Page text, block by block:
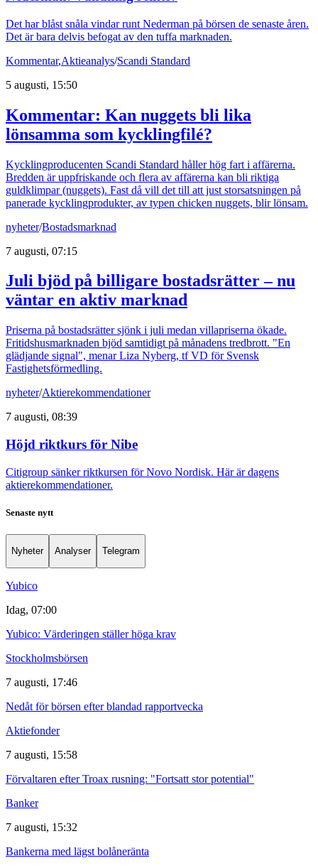
Det har blåst snåla vindar runt Nederman på börsen de senaste åren.
Det är bara delvis befogat av den tuffa marknaden.
Kommentar,Aktieanalys/Scandi Standard
5 augusti, 15:50
Kommentar: Kan nuggets bli lika
lönsamma som kycklingfilé?
Kycklingproducenten Scandi Standard håller hög fart i affärerna.
Bredden är uppfriskande och flera av affärerna kan bli riktiga
guldklimpar (nuggets). Fast då vill det till att just storsatsningen på
panerade kycklingprodukter, av typen chicken nuggets, blir lönsam.
nyheter/Bostadsmarknad
7 augusti, 07:15
Juli bjöd på billigare bostadsrätter – nu
väntar en aktiv marknad
Priserna på bostadsrätter sjönk i juli medan villapriserna ökade.
Fritidshusmarknaden bjöd samtidigt på månadens tredbrott. "En
glädjande signal", menar Liza Nyberg, tf VD för Svensk
Fastighetsförmedling.
nyheter/Aktierekommendationer
7 augusti, 08:39
Höjd riktkurs för Nibe
Citigroup sänker riktkursen för Novo Nordisk. Här är dagens
aktierekommendationer.
Senaste nytt
Nyheter Analyser Telegram
Yubico
Idag, 07:00
Yubico: Värderingen ställer höga krav
Stockholmsbörsen
7 augusti, 17:46
Nedåt för börsen efter blandad rapportvecka
Aktiefonder
7 augusti, 15:58
Förvaltaren efter Troax rusning: "Fortsatt stor potential"
Banker
7 augusti, 15:32
Bankerna med lägst bolåneränta